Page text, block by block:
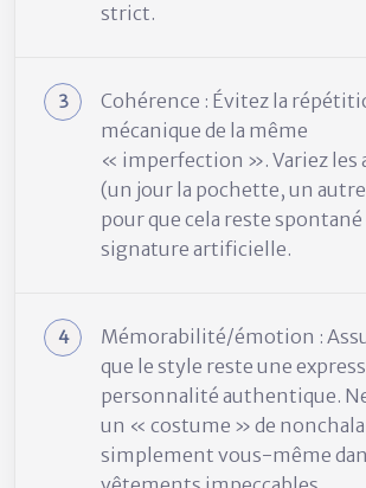
strict.
Cohérence : Évitez la
mécanique de la même
« imperfection ». Variez les
(un jour la pochette, un
pour que cela reste
signature artificielle.
Mémorabilité/émotion :
que le style reste une
personnalité authentique.
un « costume » de
simplement vous-même